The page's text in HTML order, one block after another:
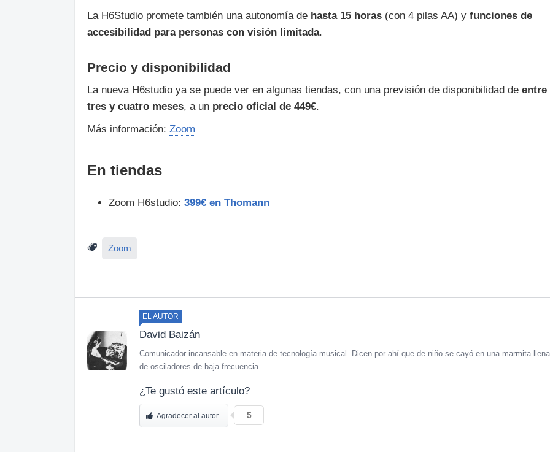
La H6Studio promete también una autonomía de hasta 15 horas (con 4 pilas AA) y funciones de
accesibilidad para personas con visión limitada.
Precio y disponibilidad
La nueva H6studio ya se puede ver en algunas tiendas, con una previsión de disponibilidad de entre
tres y cuatro meses, a un precio oficial de 449€.
Más información: Zoom
En tiendas
Zoom H6studio: 399€ en Thomann
Zoom
EL AUTOR
David Baizán
Comunicador incansable en materia de tecnología musical. Dicen por ahí que de niño se cayó en una marmita llena
de osciladores de baja frecuencia.
¿Te gustó este artículo?
Agradecer al autor 5